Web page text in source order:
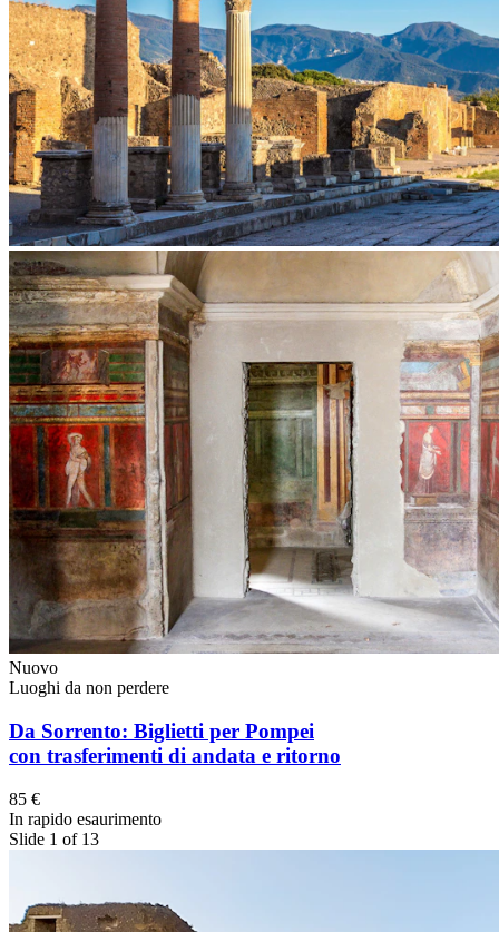
Nuovo
Luoghi da non perdere
Da Sorrento: Biglietti per Pompei
con trasferimenti di andata e ritorno
85 €
In rapido esaurimento
Slide 1 of 13